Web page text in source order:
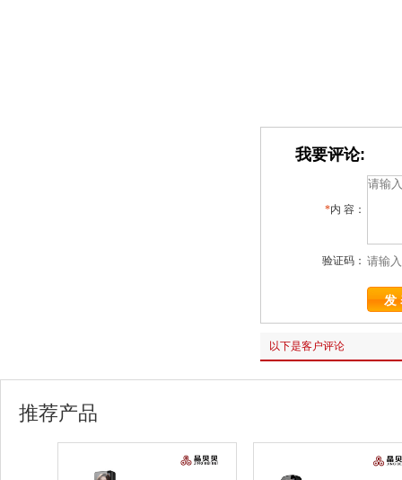
我要评论:
*内 容：
验证码：
以下是客户评论
推荐产品